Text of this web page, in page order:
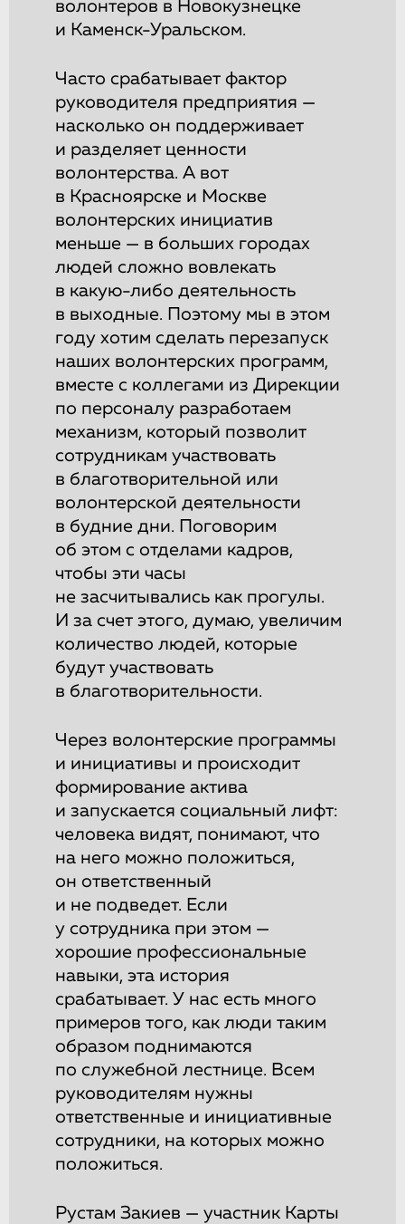
волонтеров в Новокузнецке
и Каменск-Уральском.
Часто срабатывает фактор
руководителя предприятия —
насколько он поддерживает
и разделяет ценности
волонтерства. А вот
в Красноярске и Москве
волонтерских инициатив
меньше — в больших городах
людей сложно вовлекать
в какую-либо деятельность
в выходные. Поэтому мы в этом
году хотим сделать перезапуск
наших волонтерских программ,
вместе с коллегами из Дирекции
по персоналу разработаем
механизм, который позволит
сотрудникам участвовать
в благотворительной или
волонтерской деятельности
в будние дни. Поговорим
об этом с отделами кадров,
чтобы эти часы
не засчитывались как прогулы.
И за счет этого, думаю, увеличим
количество людей, которые
будут участвовать
в благотворительности.
Через волонтерские программы
и инициативы и происходит
формирование актива
и запускается социальный лифт:
человека видят, понимают, что
на него можно положиться,
он ответственный
и не подведет. Если
у сотрудника при этом —
хорошие профессиональные
навыки, эта история
срабатывает. У нас есть много
примеров того, как люди таким
образом поднимаются
по служебной лестнице. Всем
руководителям нужны
ответственные и инициативные
сотрудники, на которых можно
положиться.
Рустам Закиев — участник Карты